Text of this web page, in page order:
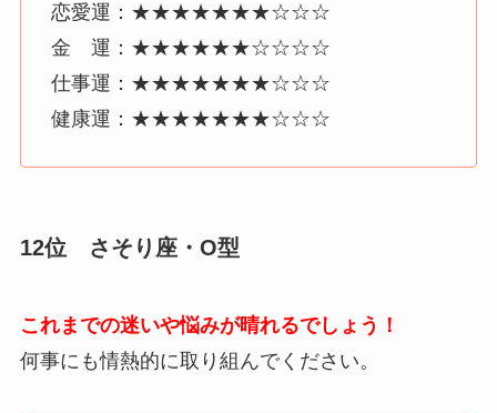
恋愛運：★★★★★★★☆☆☆
金 運：★★★★★★☆☆☆☆
仕事運：★★★★★★★☆☆☆
健康運：★★★★★★★☆☆☆
12位 さそり座・O型
これまでの迷いや悩みが晴れるでしょう！
何事にも情熱的に取り組んでください。